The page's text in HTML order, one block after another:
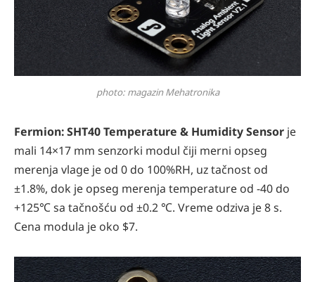
photo: magazin Mehatronika
Fermion: SHT40 Temperature & Humidity Sensor je
mali 14×17 mm senzorki modul čiji merni opseg
merenja vlage je od 0 do 100%RH, uz tačnost od
±1.8%, dok je opseg merenja temperature od -40 do
+125℃ sa tačnošću od ±0.2 ℃. Vreme odziva je 8 s.
Cena modula je oko $7.